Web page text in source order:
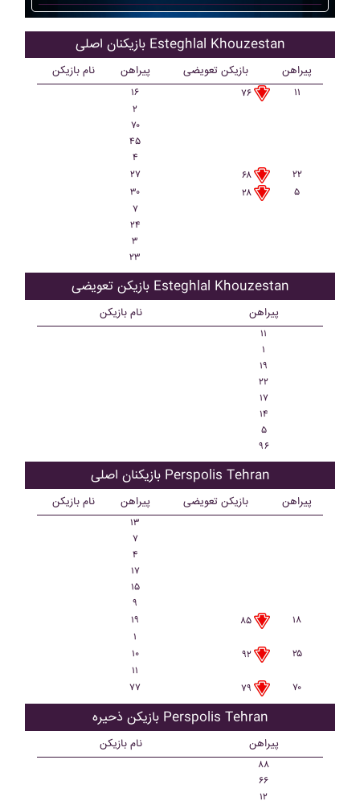
بازیکنان اصلی Esteghlal Khouzestan
نام بازیکن پیراهن بازیکن تعویضی پیراهن
۱۶ ۷۶
۱۱
۲
۷۰
۴۵
۴
۲۷
۶۸
۲۲
۳۰
۲۸
۵
۷
۲۴
۳
۲۳
بازیکن تعویضی Esteghlal Khouzestan
نام بازیکن پیراهن
۱۱
۱
۱۹
۲۲
۱۷
۱۴
۵
۹۶
بازیکنان اصلی Perspolis Tehran
نام بازیکن پیراهن بازیکن تعویضی پیراهن
۱۳
۷
۴
۱۷
۱۵
۹
۱۹
۸۵
۱۸
۱
۱۰
۹۲
۲۵
۱۱
۷۷
۷۹ ۷۰
بازیکن ذحیره Perspolis Tehran
نام بازیکن پیراهن
۸۸
۶۶
۱۲